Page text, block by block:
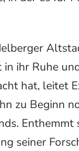
ihr Ruhe
hat, leitet
zu Beginn
seiner